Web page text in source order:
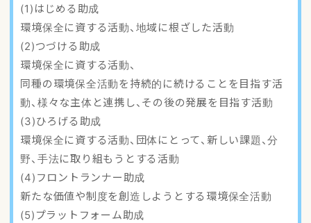
ご登録・お問い合わせ
(1)はじめる助成
環境保全に資する活動、地域に根ざした活動
(2)つづける助成
環境保全に資する活動、
同種の環境保全活動を持続的に続けることを目指す活
動、様々な主体と連携し、その後の発展を目指す活動
(3)ひろげる助成
環境保全に資する活動、団体にとって、新しい課題、分
野、手法に取り組もうとする活動
(4)フロントランナー助成
新たな価値や制度を創造しようとする環境保全活動
(5)プラットフォーム助成